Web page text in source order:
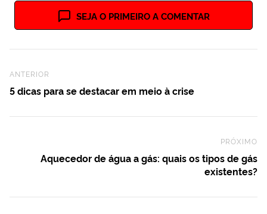
SEJA O PRIMEIRO A COMENTAR
Previous Post
ANTERIOR
5 dicas para se destacar em meio à crise
PRÓXIMO
Aquecedor de água a gás: quais os tipos de gás
existentes?